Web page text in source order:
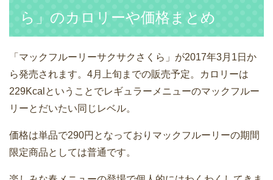
ら」のカロリーや価格まとめ
「マックフルーリーサクサクさくら」が2017年3月1日か
ら発売されます。4月上旬までの販売予定。カロリーは
229Kcalということでレギュラーメニューのマックフルー
リーとだいたい同じレベル。
価格は単品で290円となっておりマックフルーリーの期間
限定商品としては普通です。